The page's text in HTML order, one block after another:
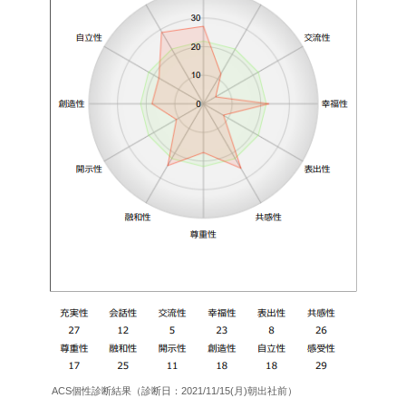
ACS個性診断結果（診断日：2021/11/15(月)朝出社前）